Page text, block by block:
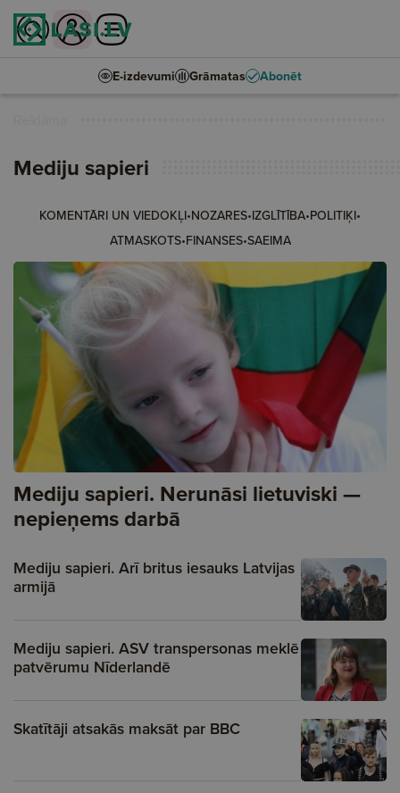
E-izdevumi Grāmatas Abonēt
Mediju sapieri
KOMENTĀRI UN VIEDOKĻI•NOZARES•IZGLĪTĪBA•POLITIĶI•
ATMASKOTS•FINANSES•SAEIMA
Mediju sapieri. Nerunāsi lietuviski —
nepieņems darbā
Mediju sapieri. Arī britus iesauks Latvijas
armijā
Mediju sapieri. ASV transpersonas meklē
patvērumu Nīderlandē
Skatītāji atsakās maksāt par BBC